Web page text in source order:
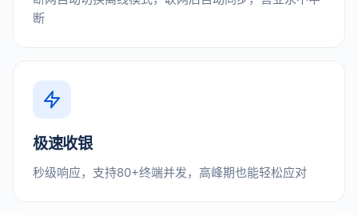
断
极速收银
秒级响应，支持80+终端并发，高峰期也能轻松应对